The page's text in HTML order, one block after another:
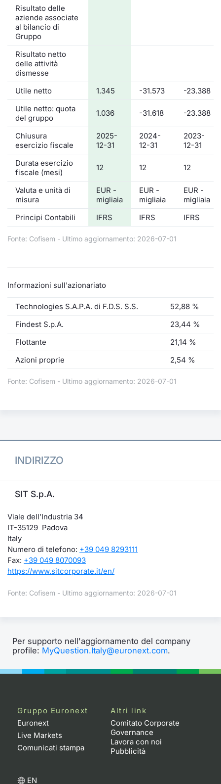
Risultato delle
aziende associate
al bilancio di
Gruppo
Risultato netto
delle attività
dismesse
Utile netto
1.345 -31.573
-23.388
Utile netto: quota
del gruppo
1.036 -31.618 -23.388
Chiusura
esercizio fiscale
2025-
12-31
2024-
12-31
2023-
12-31
Durata esercizio
fiscale (mesi)
12 12 12
Valuta e unità di
misura
EUR -
migliaia
EUR -
migliaia
EUR -
migliaia
Principi Contabili
IFRS IFRS IFRS
Fonte: Cofisem - Ultimo aggiornamento: 2026-07-01
Informazioni sull'azionariato
Technologies S.A.P.A. di F.D.S. S.S.
52,88 %
Findest S.p.A.
23,44 %
Flottante
21,14 %
Azioni proprie
2,54 %
Fonte: Cofisem - Ultimo aggiornamento: 2026-07-01
INDIRIZZO
SIT S.p.A.
Viale dell’Industria 34
IT-35129 Padova
Italy
Numero di telefono: +39 049 8293111
Fax: +39 049 8070093
https://www.sitcorporate.it/en/
Fonte: Cofisem - Ultimo aggiornamento: 2026-07-01
Per supporto nell'aggiornamento del company
profile: MyQuestion.Italy@euronext.com.
Gruppo Euronext
Euronext
Live Markets
Comunicati stampa
Altri link
Comitato Corporate
Governance
Lavora con noi
Pubblicità
EN